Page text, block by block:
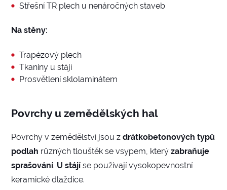
Střešní TR plech u nenáročných staveb
Na stěny:
Trapézový plech
Tkaniny u stájí
Prosvětlení sklolaminátem
Povrchy u zemědělských hal
Povrchy v zemědělství jsou z drátkobetonových typů
podlah různých tlouštěk se vsypem, který zabraňuje
sprašování. U stájí se používají vysokopevnostní
keramické dlaždice.